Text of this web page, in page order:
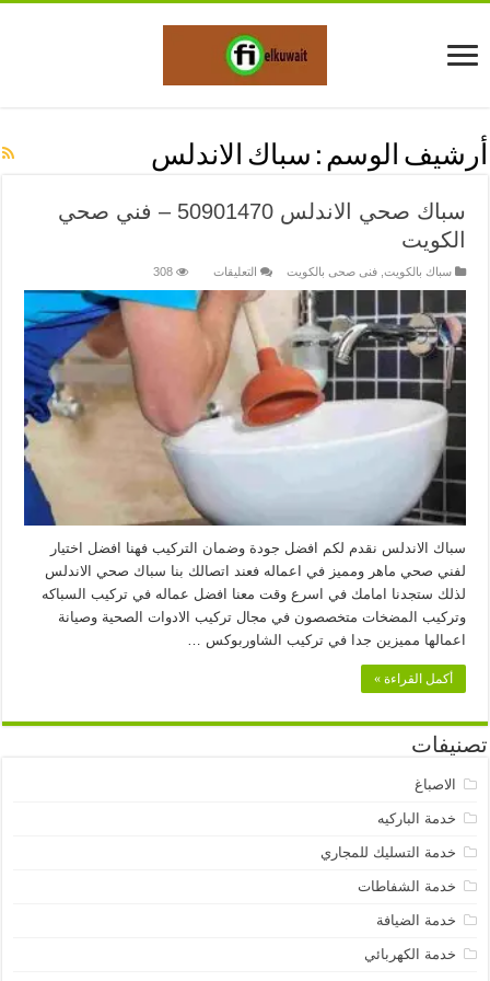
أرشيف الوسم : سباك الاندلس
سباك صحي الاندلس 50901470 – فني صحي
الكويت
سباك بالكويت ,فنى صحى بالكويت التعليقات
صحي
الاندلس
50901470
–
صحي
مغلقة
308
سباك الاندلس نقدم لكم افضل جودة وضمان التركيب فهنا افضل اختيار
لفني صحي ماهر ومميز في اعماله فعند اتصالك بنا سباك صحي الاندلس
لذلك ستجدنا امامك في اسرع وقت معنا افضل عماله في تركيب السباكه
وتركيب المضخات متخصصون في مجال تركيب الادوات الصحية وصيانة
اعمالها مميزين جدا في تركيب الشاوربوكس …
أكمل القراءة »
تصنيفات
الاصباغ
خدمة الباركيه
خدمة التسليك للمجاري
خدمة الشفاطات
خدمة الضيافة
خدمة الكهربائي